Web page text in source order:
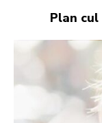
Plan